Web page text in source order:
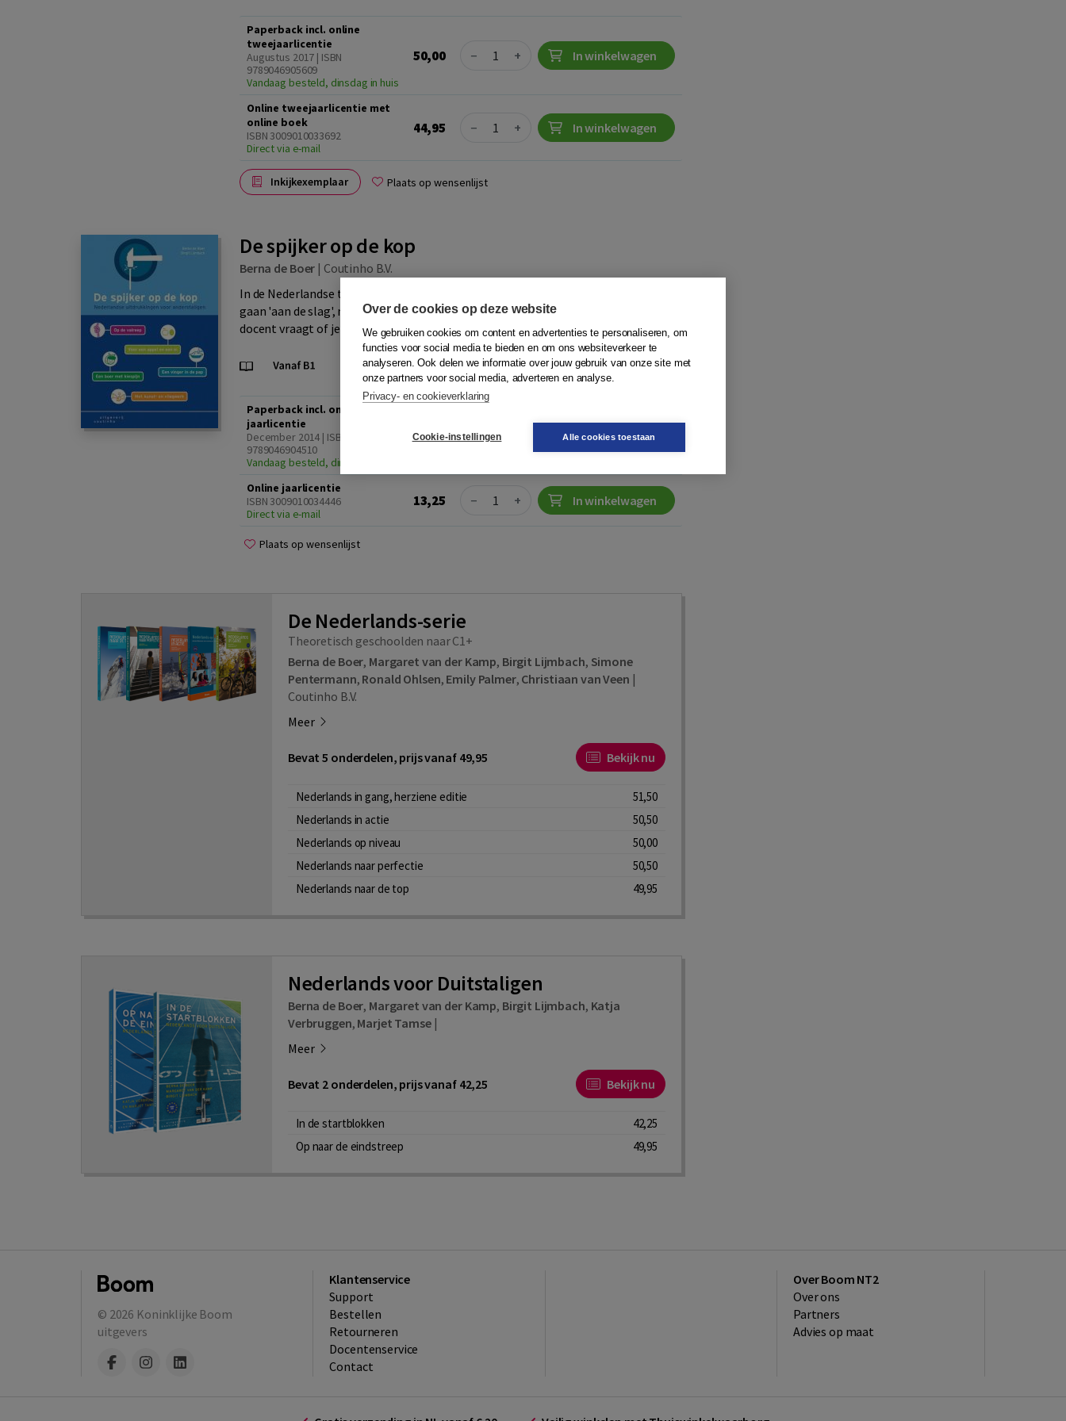
Paperback incl. online
tweejaarlicentie
Augustus 2017 | ISBN
9789046905609
Vandaag besteld, dinsdag in huis
50,00 Quantity
− + In winkelwagen
Online tweejaarlicentie met
online boek
ISBN 3009010033692
Direct via e-mail
44,95 Quantity
− + In winkelwagen
Inkijkexemplaar Plaats op wensenlijst
De spijker op de kop
Berna de Boer | Coutinho B.V.
In de Nederlandse taal hoor of lees je 'om de haverklap' uitdrukkingen: je collega's
gaan 'aan de slag', mensen vragen of je Nederlands al 'onder de knie hebt' en je
docent vraagt of je met zijn in...Meer
Paperback incl. online
jaarlicentie
December 2014 | ISBN
9789046904510
Vandaag besteld, dinsdag in huis
15,75 − In winkelwagen
Online jaarlicentie
ISBN 3009010034446
Direct via e-mail
13,25 Quantity
− + In winkelwagen
Plaats op wensenlijst
De Nederlands-serie
Theoretisch geschoolden naar C1+
Berna de Boer, Margaret van der Kamp, Birgit Lijmbach, Simone
Pentermann, Ronald Ohlsen, Emily Palmer, Christiaan van Veen |
Coutinho B.V.
Meer
Bevat 5 onderdelen, prijs vanaf 49,95 Bekijk nu
Nederlands in gang, herziene editie
51,50
Nederlands in actie
50,50
Nederlands op niveau
50,00
Nederlands naar perfectie
50,50
Nederlands naar de top
49,95
Nederlands voor Duitstaligen
Berna de Boer, Margaret van der Kamp, Birgit Lijmbach, Katja
Verbruggen, Marjet Tamse|
Meer
Bevat 2 onderdelen, prijs vanaf 42,25 Bekijk nu
In de startblokken
42,25
Op naar de eindstreep
49,95
© 2026 Koninklijke Boom
uitgevers
Klantenservice
Support
Bestellen
​Retourneren
Docentenservice
Contact
Over Boom NT2
Over ons
Partners
Advies op maat
Over de cookies op deze website
We gebruiken cookies om content en advertenties te personaliseren, om
functies voor social media te bieden en om ons websiteverkeer te
analyseren. Ook delen we informatie over jouw gebruik van onze site met
onze partners voor social media, adverteren en analyse.
Privacy- en cookieverklaring
Cookie-instellingen Alle cookies toestaan